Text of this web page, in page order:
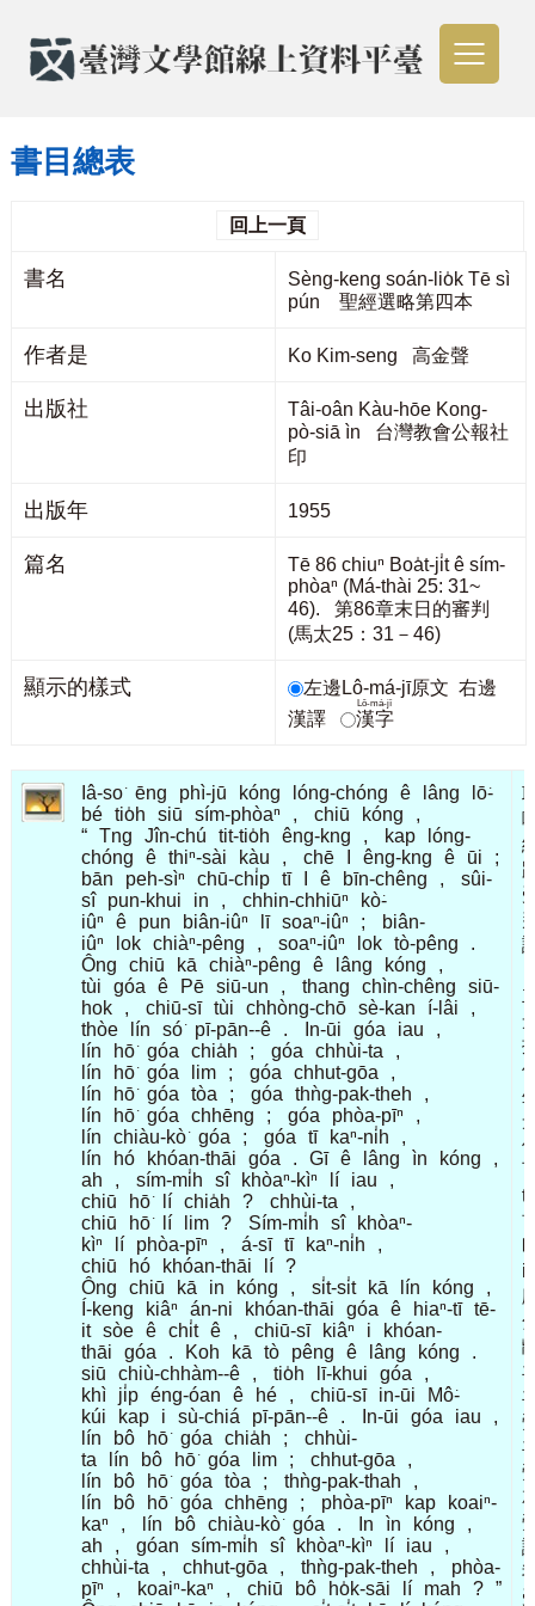
書目總表
回上一頁
書名
Sèng-keng soán-lio̍k Tē sì
pún 聖經選略第四本
作者是 Ko Kim-seng 高金聲
出版社
Tâi-oân Kàu-hōe Kong-
pò-siā ìn 台灣教會公報社
印
出版年 1955
篇名
Tē 86 chiuⁿ Boa̍t-ji̍t ê sím-
phòaⁿ (Má-thài 25: 31~
46). 第86章末日的審判
(馬太25：31－46)
顯示的樣式 左邊Lô-má-jī原文 右邊
漢譯
漢字
Lô-má-jī
Iâ-so͘ ēng phì-jū kóng lóng-chóng ê lâng
lō͘-
bé tio̍h siū sím-phòaⁿ , chiū kóng
,
“ Tng Jîn-chú tit-tio̍h êng-kng , kap
lóng-
chóng
ê thiⁿ-sài kàu , chē êng-kng ê ūi
;
bān
peh-sìⁿ chū-chi̍p tī ê bīn-chêng ,
sûi-
sî
pun-khui in , chhin-chhiūⁿ
kò͘-
iûⁿ
ê pun biân-iûⁿ lī soaⁿ-iûⁿ ;
biân-
iûⁿ
lok chiàⁿ-pêng , soaⁿ-iûⁿ lok tò-pêng
.
Ông
chiū kā chiàⁿ-pêng ê lâng kóng
,
tùi
góa ê Pē siū-un , thang chìn-chêng
siū-
hok
, chiū-sī tùi chhòng-chō sè-kan í-lâi
,
thòe
lín só͘ pī-pān--ê . In-ūi góa iau
,
lín
hō͘ góa chia̍h ; góa chhùi-ta
,
lín
hō͘ góa lim ; góa chhut-gōa
,
lín
hō͘ góa tòa ; góa thǹg-pak-theh
,
lín
hō͘ góa chhēng ; góa phòa-pīⁿ
,
lín
chiàu-kò͘ góa ; góa tī kaⁿ-ni̍h
,
lín
hó khóan-thāi góa . Gī ê lâng ìn kóng
,
ah
, sím-mi̍h sî khòaⁿ-kìⁿ lí iau
,
chiū
hō͘ lí chia̍h ? chhùi-ta
,
chiū
hō͘ lí lim ? Sím-mi̍h sî
khòaⁿ-
kìⁿ
lí phòa-pīⁿ , á-sī tī kaⁿ-ni̍h
,
chiū
hó khóan-thāi lí ?
Ông
chiū kā in kóng , si̍t-si̍t kā lín kóng
,
Í-keng
kiâⁿ án-ni khóan-thāi góa ê hiaⁿ-tī tē-
it sòe ê chi̍t ê , chiū-sī kiâⁿ i
khóan-
thāi
góa . Koh kā tò pêng ê lâng kóng
.
siū
chiù-chhàm--ê , tio̍h lī-khui góa
,
khì
ji̍p éng-óan ê hé , chiū-sī in-ūi
Mô͘-
kúi
kap i sù-chiá pī-pān--ê . In-ūi góa iau
,
lín
bô hō͘ góa chia̍h ;
chhùi-
ta
lín bô hō͘ góa lim ; chhut-gōa
,
lín
bô hō͘ góa tòa ; thǹg-pak-thah
,
lín
bô hō͘ góa chhēng ; phòa-pīⁿ kap
koaiⁿ-
kaⁿ
, lín bô chiàu-kò͘ góa . In ìn kóng
,
ah
, góan sím-mi̍h sî khòaⁿ-kìⁿ lí iau
,
chhùi-ta
, chhut-gōa , thǹg-pak-theh ,
phòa-
pīⁿ
, koaiⁿ-kaⁿ , chiū bô ho̍k-sāi lí mah ? ”
tī